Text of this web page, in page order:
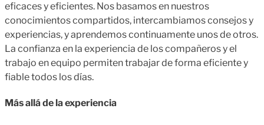
eficaces y eficientes. Nos basamos en nuestros
conocimientos compartidos, intercambiamos consejos y
experiencias, y aprendemos continuamente unos de otros.
La confianza en la experiencia de los compañeros y el
trabajo en equipo permiten trabajar de forma eficiente y
fiable todos los días.
Más allá de la experiencia